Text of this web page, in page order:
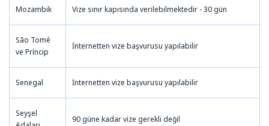
Mozambik Vize sınır kapısında verilebilmektedir - 30 gün
São Tomé
ve Príncip
İnternetten vize başvurusu yapılabilir
Senegal İnternetten vize başvurusu yapılabilir
Seyşel
90 güne kadar vize gerekli değil